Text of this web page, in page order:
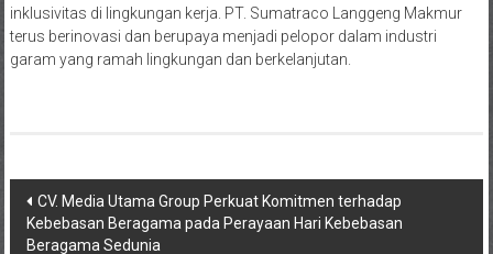
inklusivitas di lingkungan kerja. PT. Sumatraco Langgeng Makmur
terus berinovasi dan berupaya menjadi pelopor dalam industri
garam yang ramah lingkungan dan berkelanjutan.
Navigasi
pos
CV. Media Utama Group Perkuat Komitmen terhadap
Kebebasan Beragama pada Perayaan Hari Kebebasan
Beragama Sedunia